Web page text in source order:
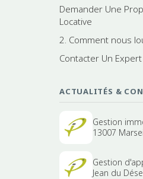
Demander Une
Locative
2. Comment nous
Contacter Un
ACTUALITÉS &
Gestion
13007
Gestion
Jean du